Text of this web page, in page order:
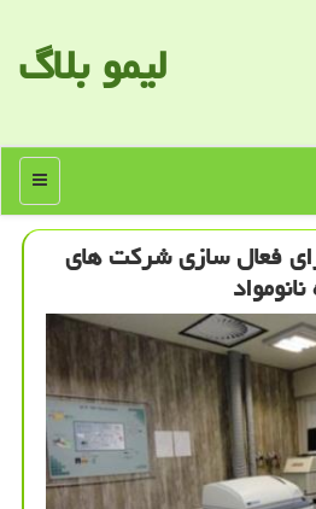
لیمو بلاگ
منو
فعال سازی شركت های